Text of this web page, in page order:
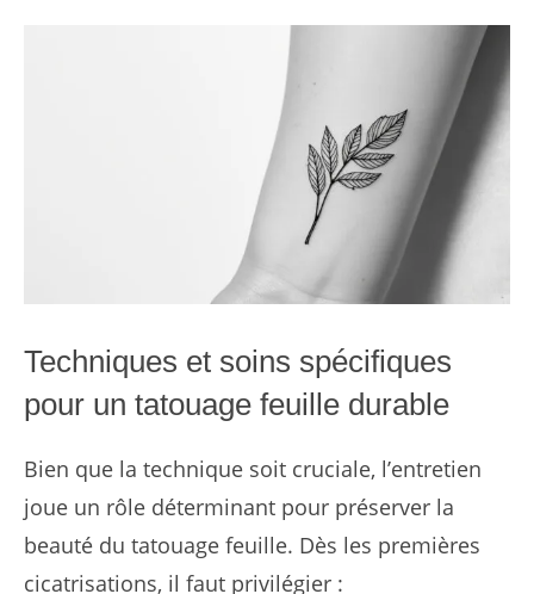
Techniques et soins spécifiques
pour un tatouage feuille durable
Bien que la technique soit cruciale, l’entretien
joue un rôle déterminant pour préserver la
beauté du tatouage feuille. Dès les premières
cicatrisations, il faut privilégier :